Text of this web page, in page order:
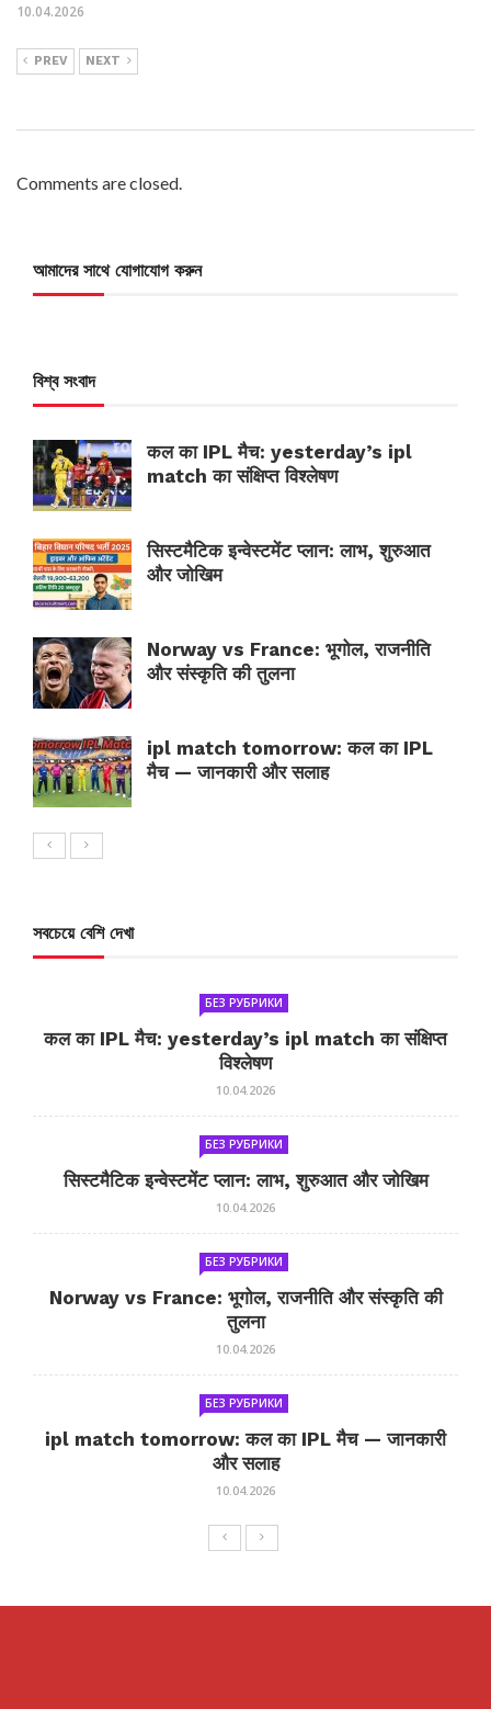
10.04.2026
PREV NEXT
Comments are closed.
আমাদের সাথে যোগাযোগ করুন
বিশ্ব সংবাদ
कल का IPL मैच: yesterday’s ipl
match का संक्षिप्त विश्लेषण
सिस्टमैटिक इन्वेस्टमेंट प्लान: लाभ, शुरुआत
और जोखिम
Norway vs France: भूगोल, राजनीति
और संस्कृति की तुलना
ipl match tomorrow: कल का IPL
मैच — जानकारी और सलाह
সবচেয়ে বেশি দেখা
БЕЗ РУБРИКИ
कल का IPL मैच: yesterday’s ipl match का संक्षिप्त
विश्लेषण
10.04.2026
БЕЗ РУБРИКИ
सिस्टमैटिक इन्वेस्टमेंट प्लान: लाभ, शुरुआत और जोखिम
10.04.2026
БЕЗ РУБРИКИ
Norway vs France: भूगोल, राजनीति और संस्कृति की
तुलना
10.04.2026
БЕЗ РУБРИКИ
ipl match tomorrow: कल का IPL मैच — जानकारी
और सलाह
10.04.2026